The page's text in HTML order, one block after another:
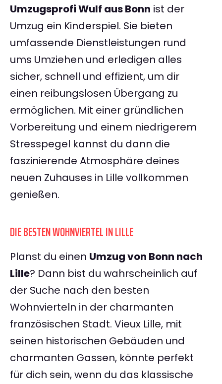
Umzugsprofi Wulf aus Bonn ist der
Umzug ein Kinderspiel. Sie bieten
umfassende Dienstleistungen rund
ums Umziehen und erledigen alles
sicher, schnell und effizient, um dir
einen reibungslosen Übergang zu
ermöglichen. Mit einer gründlichen
Vorbereitung und einem niedrigerem
Stresspegel kannst du dann die
faszinierende Atmosphäre deines
neuen Zuhauses in Lille vollkommen
genießen.
DIE BESTEN WOHNVIERTEL IN LILLE
Planst du einen Umzug von Bonn nach
Lille? Dann bist du wahrscheinlich auf
der Suche nach den besten
Wohnvierteln in der charmanten
französischen Stadt. Vieux Lille, mit
seinen historischen Gebäuden und
charmanten Gassen, könnte perfekt
für dich sein, wenn du das klassische